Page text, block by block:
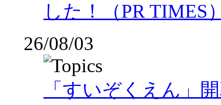
した！（PR TIMES
26/08/03
「すいぞくえん」